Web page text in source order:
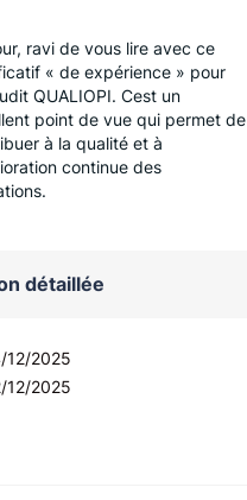
ravi de vous lire avec ce
« de expérience » pour
QUALIOPI. Cest un
point de vue qui permet de
à la qualité et à
continue des
détaillée
12/2025
12/2025